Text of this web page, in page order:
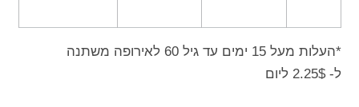
*העלות מעל 15 ימים עד גיל 60 לאירופה משתנה
ל- 2.25$ ליום